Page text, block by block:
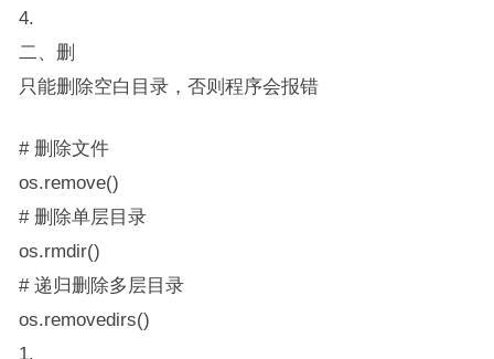
4.
二、删
只能删除空白目录，否则程序会报错
# 删除文件
os.remove()
# 删除单层目录
os.rmdir()
# 递归删除多层目录
os.removedirs()
1.